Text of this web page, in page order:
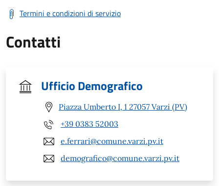
Termini e condizioni di servizio
Contatti
Ufficio Demografico
Piazza Umberto I, 1 27057 Varzi (PV)
+39 0383 52003
e.ferrari@comune.varzi.pv.it
demografico@comune.varzi.pv.it